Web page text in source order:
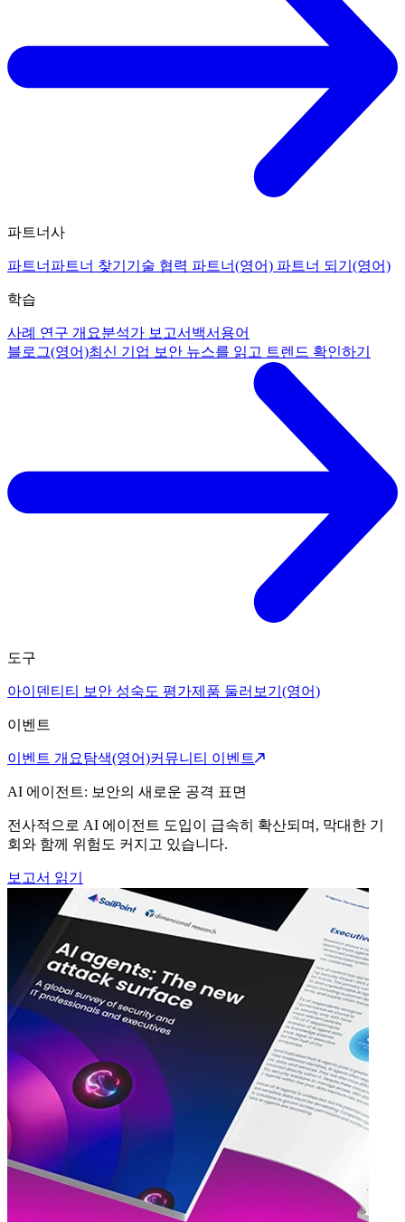
파트너사
파트너 파트너 찾기 기술 협력 파트너(영어) 파트너 되기(영어)
학습
사례 연구 개요분석가 보고서 백서 용어
블로그(영어)최신 기업 보안 뉴스를 읽고 트렌드 확인하기
도구
아이덴티티 보안 성숙도 평가제품 둘러보기(영어)
이벤트
이벤트 개요탐색(영어)커뮤니티 이벤트
AI 에이전트: 보안의 새로운 공격 표면
전사적으로 AI 에이전트 도입이 급속히 확산되며, 막대한 기
회와 함께 위험도 커지고 있습니다.
보고서 읽기